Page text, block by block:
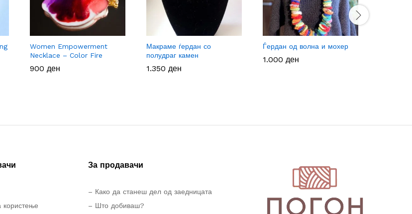
Women Empowerment
Necklace – Color Fire
900 ден
900 ден
Макраме ѓердан со
полудраг камен
1.350 ден
1.350 ден
Ѓердан од волна и мохер
1.000 ден
1.000 ден
користење
За продавачи
– Како да станеш дел од заедницата
– Што добиваш?